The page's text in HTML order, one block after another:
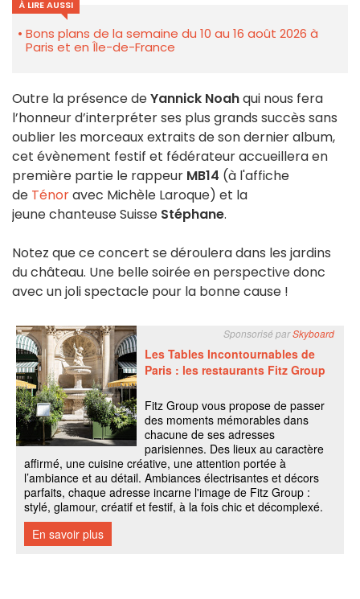
À LIRE AUSSI
Bons plans de la semaine du 10 au 16 août 2026 à
Paris et en Île-de-France
Outre la présence deYannick Noahqui nous fera
l’honneur d’interpréter ses plus grands succès sans
oublier les morceaux extraits de son dernier album,
cet évènement festif et fédérateur accueillera en
première partie le rappeur MB14 (à l'affiche
de Ténoravec Michèle Laroque) et la
jeune chanteuse Suisse Stéphane.
Notez que ce concert se déroulera dans les jardins
du château. Une belle soirée en perspective donc
avec un joli spectacle pour la bonne cause !